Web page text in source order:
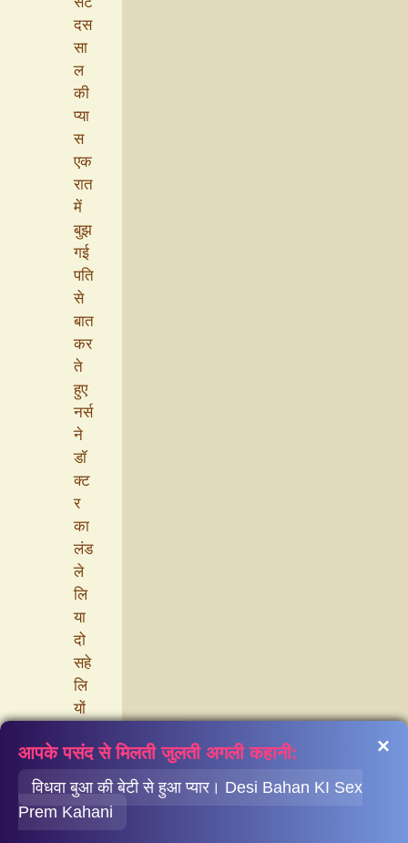
दस
सा
ल
की
प्या
स
एक
रात
में
बुझ
गई
पति
से
बात
कर
ते
हुए
नर्स
ने
डॉ
क्ट
र
का
लंड
ले
लि
या
दो
सहे
लि
यों
रात
ले
स्बि
×
आपके पसंद से मिलती जुलती अगली कहानी:
विधवा बुआ की बेटी से हुआ प्यार। Desi Bahan KI Sex
Prem Kahani